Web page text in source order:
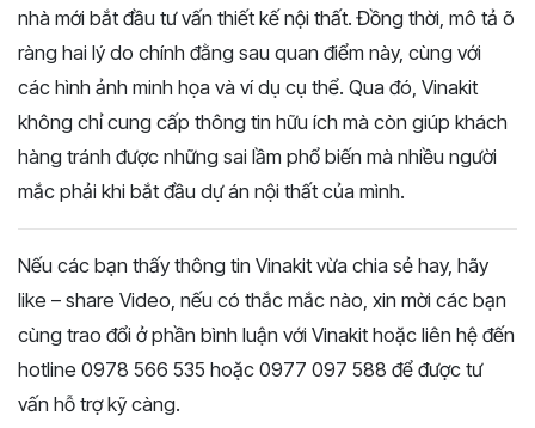
nhà mới bắt đầu tư vấn thiết kế nội thất. Đồng thời, mô tả õ
ràng hai lý do chính đằng sau quan điểm này, cùng với
các hình ảnh minh họa và ví dụ cụ thể. Qua đó, Vinakit
không chỉ cung cấp thông tin hữu ích mà còn giúp khách
hàng tránh được những sai lầm phổ biến mà nhiều người
mắc phải khi bắt đầu dự án nội thất của mình.
Nếu các bạn thấy thông tin Vinakit vừa chia sẻ hay, hãy
like – share Video, nếu có thắc mắc nào, xin mời các bạn
cùng trao đổi ở phần bình luận với Vinakit hoặc liên hệ đến
hotline 0978 566 535 hoặc 0977 097 588 để được tư
vấn hỗ trợ kỹ càng.